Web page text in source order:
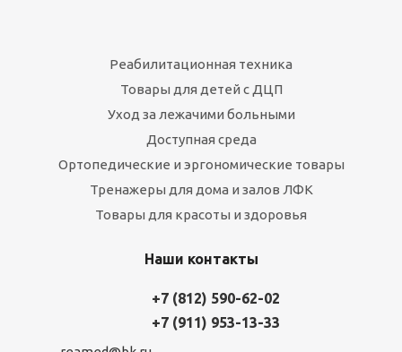
Реабилитационная техника
Товары для детей с ДЦП
Уход за лежачими больными
Доступная среда
Ортопедические и эргономические товары
Тренажеры для дома и залов ЛФК
Товары для красоты и здоровья
Наши контакты
+7 (812) 590-62-02
+7 (911) 953-13-33